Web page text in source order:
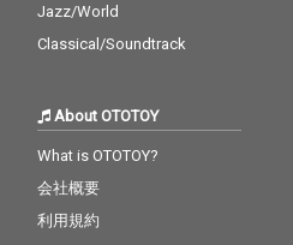
Jazz/World
Classical/Soundtrack
About OTOTOY
What is OTOTOY?
会社概要
利用規約